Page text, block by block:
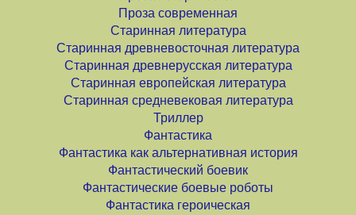
Проза современная
Старинная литература
Старинная древневосточная литература
Старинная древнерусская литература
Старинная европейская литература
Старинная средневековая литература
Триллер
Фантастика
Фантастика как альтернативная история
Фантастический боевик
Фантастические боевые роботы
Фантастика героическая